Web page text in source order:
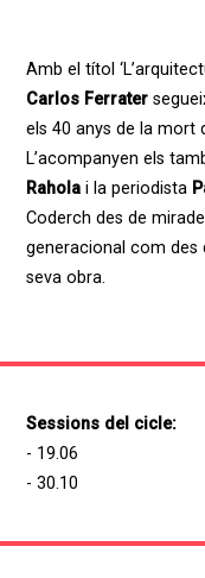
Amb el títol
Carlos Ferrater
els 40 anys de la mort
L’acompanyen els
Raholai la periodista
Coderch des de
generacional com des
seva obra.
Sessions del cicle:
- 19.06
- 30.10